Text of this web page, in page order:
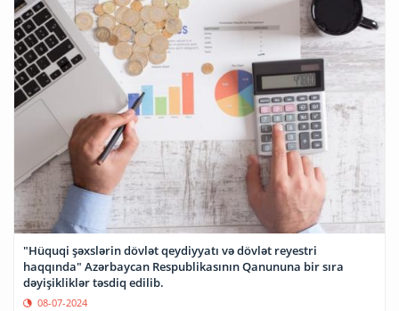
"Hüquqi şəxslərin dövlət qeydiyyatı və dövlət reyestri
haqqında" Azərbaycan Respublikasının Qanununa bir sıra
dəyişikliklər təsdiq edilib.
08-07-2024